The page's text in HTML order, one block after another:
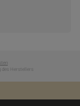
des Herstellers